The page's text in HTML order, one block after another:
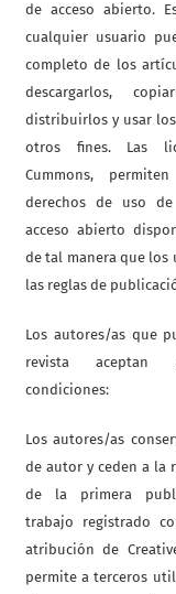
de acceso abierto.
cualquier usuario
completo de los
descargarlos,
distribuirlos y usar
otros fines. Las
Cummons,
derechos de uso
acceso abierto
de tal manera que los
las reglas de
Los autores/as que
revista aceptan
condiciones:
Los autores/as
de autor y ceden a la
de la primera
trabajo registrado
atribución de
permite a terceros